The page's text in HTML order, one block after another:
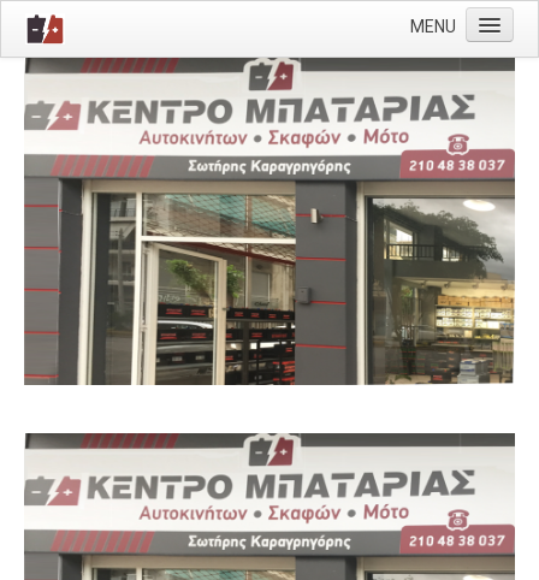
MENU
Προφίλ
Μπαταρίες
Φορτιστές
Λάμπες
Υαλοκαθαριστήρες
Wurth
Επικοινωνία